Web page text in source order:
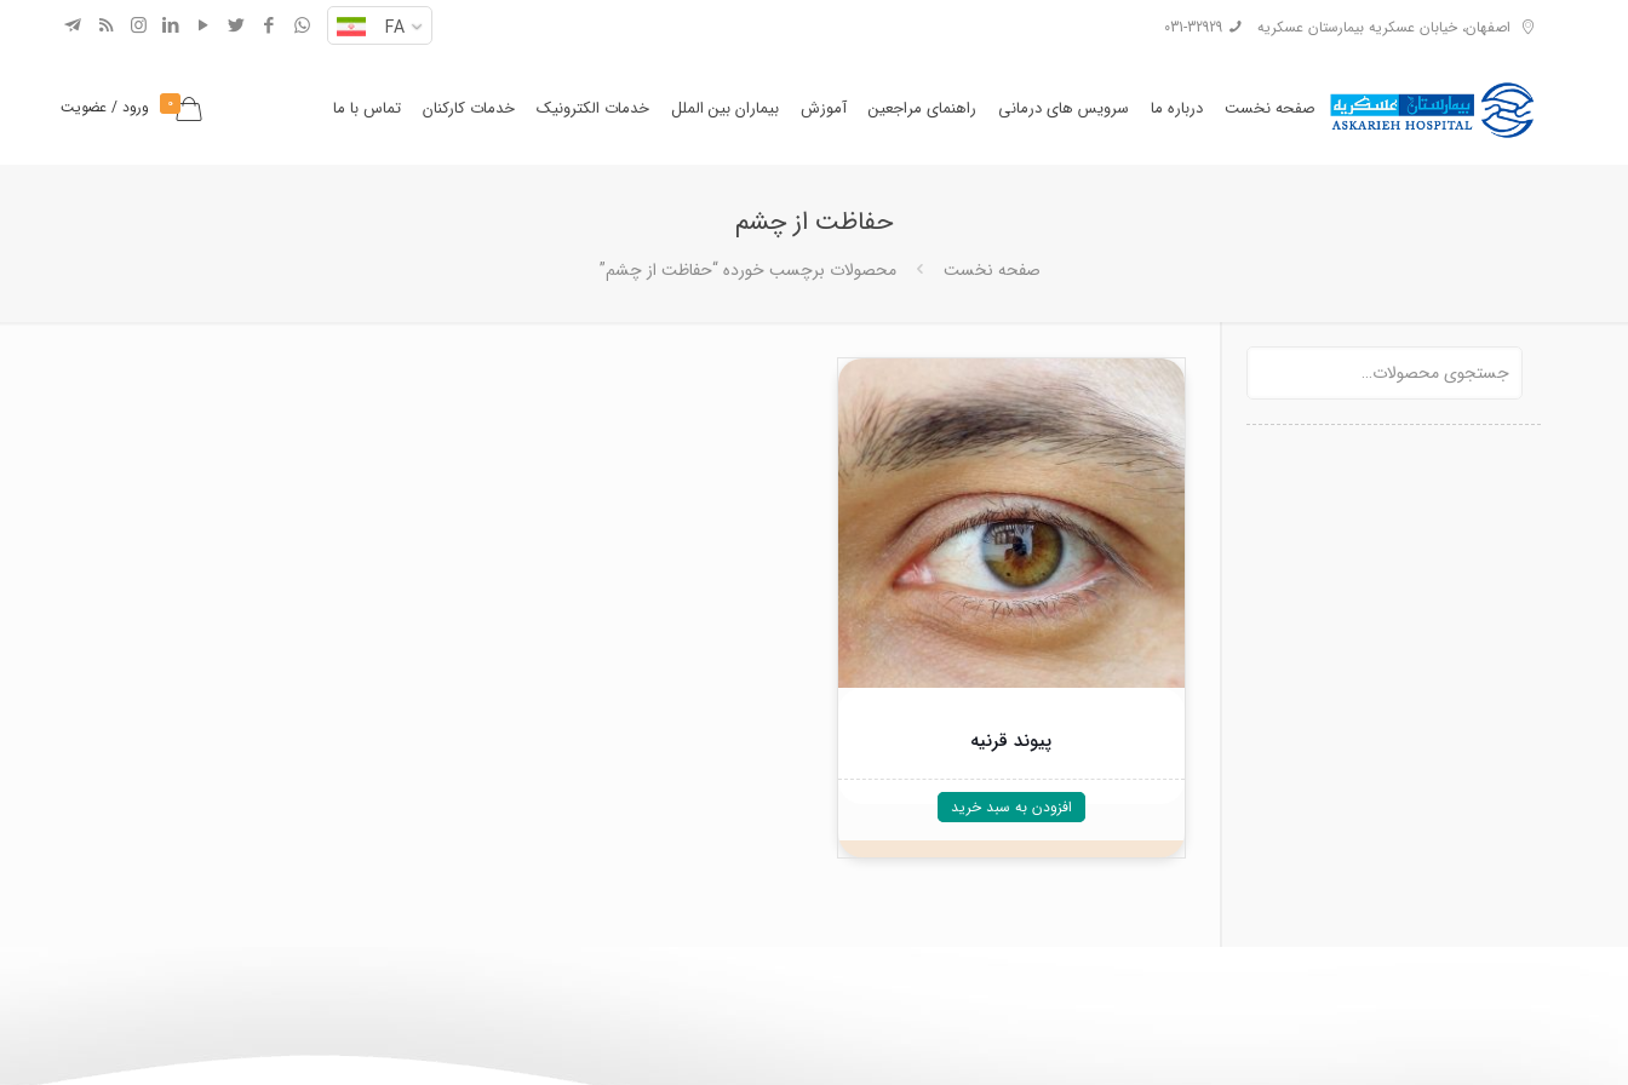
اصفهان، خیابان عسکریه بیمارستان عسکریه 031-32929
FA
صفحه نخست درباره ما سرویس های درمانی راهنمای مراجعین آموزش بیماران بین الملل خدمات الکترونیک خدمات کارکنان تماس با ما 0 ورود / عضویت
حفاظت از چشم
صفحه نخست محصولات برچسب خورده “حفاظت از چشم”
پیوند قرنیه
افزودن به سبد خرید